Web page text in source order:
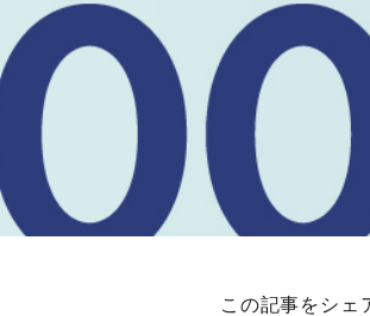
この記事をシェ